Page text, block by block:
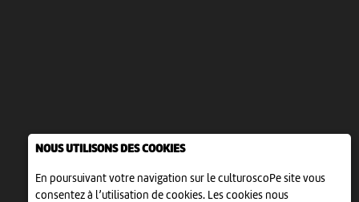
NOUS UTILISONS DES COOKIES
En poursuivant votre navigation sur le culturoscoPe site vous
consentez à l’utilisation de cookies. Les cookies nous